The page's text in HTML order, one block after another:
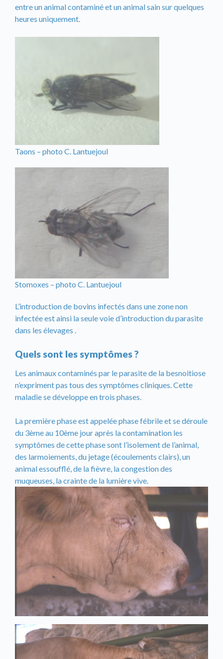
entre un animal contaminé et un animal sain sur quelques
heures uniquement.
Taons – photo C. Lantuejoul
Stomoxes – photo C. Lantuejoul
L’introduction de bovins infectés dans une zone non
infectée est ainsi la seule voie d’introduction du parasite
dans les élevages .
Quels sont les symptômes ?
Les animaux contaminés par le parasite de la besnoitiose
n’expriment pas tous des symptômes cliniques. Cette
maladie se développe en trois phases.
La première phase est appelée phase fébrile et se déroule
du 3ème au 10ème jour après la contamination les
symptômes de cette phase sont l’isolement de l’animal,
des larmoiements, du jetage (écoulements clairs), un
animal essoufflé, de la fièvre, la congestion des
muqueuses, la crainte de la lumière vive.